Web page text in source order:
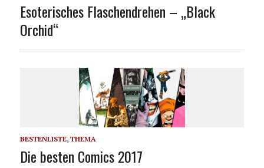
Esoterisches Flaschendrehen – „Black
Orchid“
BESTENLISTE, THEMA
Die besten Comics 2017